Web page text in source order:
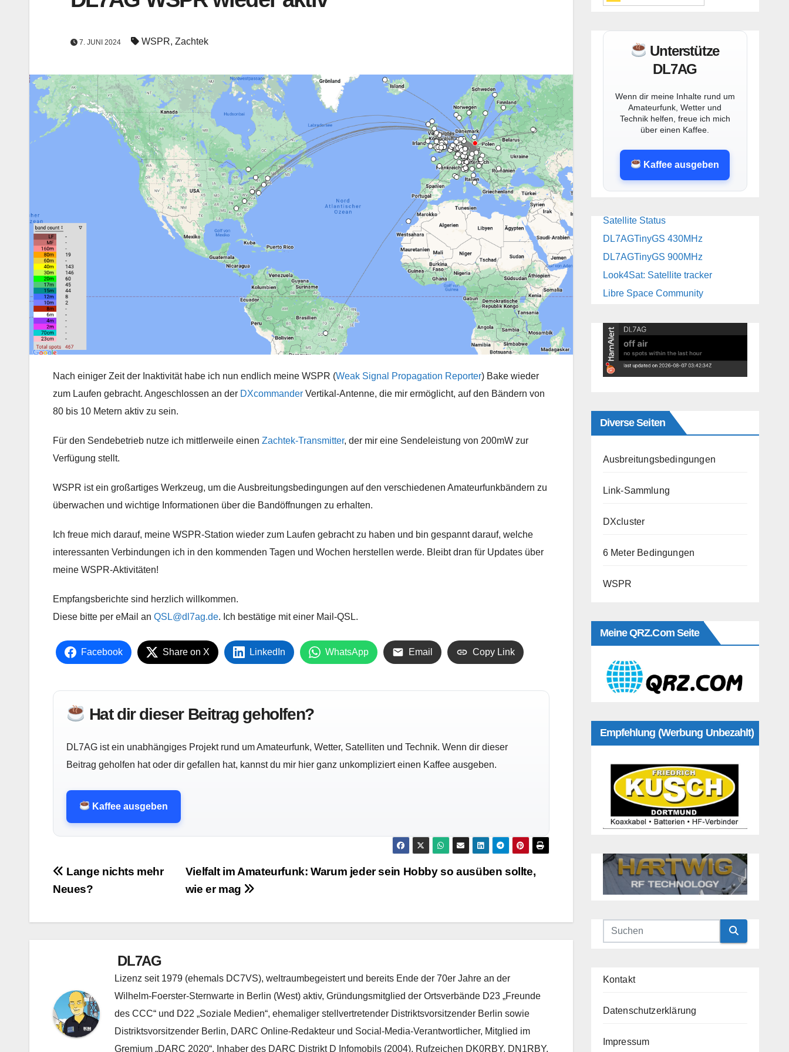
7. JUNI 2024 WSPR, Zachtek
Nach einiger Zeit der Inaktivität habe ich nun endlich meine WSPR (Weak Signal Propagation Reporter) Bake wieder
zum Laufen gebracht. Angeschlossen an der DXcommander Vertikal-Antenne, die mir ermöglicht, auf den Bändern von
80 bis 10 Metern aktiv zu sein.
Für den Sendebetrieb nutze ich mittlerweile einen Zachtek-Transmitter, der mir eine Sendeleistung von 200mW zur
Verfügung stellt.
WSPR ist ein großartiges Werkzeug, um die Ausbreitungsbedingungen auf den verschiedenen Amateurfunkbändern zu
überwachen und wichtige Informationen über die Bandöffnungen zu erhalten.
Ich freue mich darauf, meine WSPR-Station wieder zum Laufen gebracht zu haben und bin gespannt darauf, welche
interessanten Verbindungen ich in den kommenden Tagen und Wochen herstellen werde. Bleibt dran für Updates über
meine WSPR-Aktivitäten!
Empfangsberichte sind herzlich willkommen.
Diese bitte per eMail an QSL@dl7ag.de. Ich bestätige mit einer Mail-QSL.
Facebook Share on X LinkedIn WhatsApp Email Copy Link
Hat dir dieser Beitrag geholfen?
DL7AG ist ein unabhängiges Projekt rund um Amateurfunk, Wetter, Satelliten und Technik. Wenn dir dieser
Beitrag geholfen hat oder dir gefallen hat, kannst du mir hier ganz unkompliziert einen Kaffee ausgeben.
Kaffee ausgeben
BeitragsnavigationVielfalt im Amateurfunk: Warum jeder sein Hobby so ausüben sollte,
wie er mag
Lange nichts mehr
Neues?
DL7AG
Lizenz seit 1979 (ehemals DC7VS), weltraumbegeistert und bereits Ende der 70er Jahre an der
Wilhelm-Foerster-Sternwarte in Berlin (West) aktiv, Gründungsmitglied der Ortsverbände D23 „Freunde
des CCC“ und D22 „Soziale Medien“, ehemaliger stellvertretender Distriktsvorsitzender Berlin sowie
Distriktsvorsitzender Berlin, DARC Online-Redakteur und Social-Media-Verantwortlicher, Mitglied im
Gremium „DARC 2020“, Inhaber des DARC Distrikt D Infomobils (2004), Rufzeichen DK0RBY, DN1RBY,
Unterstütze
DL7AG
Wenn dir meine Inhalte rund um
Amateurfunk, Wetter und
Technik helfen, freue ich mich
über einen Kaffee.
Kaffee ausgeben
Satellite Status
DL7AGTinyGS 430MHz
DL7AGTinyGS 900MHz
Look4Sat: Satellite tracker
Libre Space Community
Diverse Seiten
Ausbreitungsbedingungen
Link-Sammlung
DXcluster
6 Meter Bedingungen
WSPR
Meine QRZ.com Seite
Empfehlung (Werbung Unbezahlt)
Kontakt
Datenschutzerklärung
Impressum